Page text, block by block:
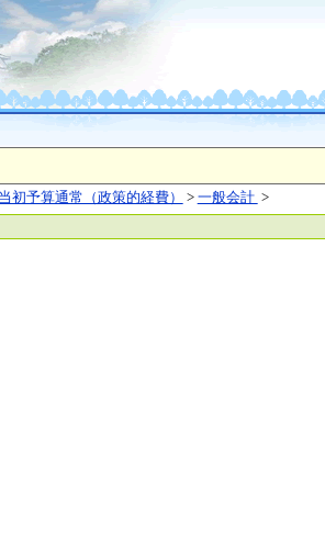
初予算通常（政策的経費） > 一般会計 >
いて
手前2丁目
（代表電話）06-6941-0351
南港北1-14-16
（代表電話）06-6941-0351
rights reserved.